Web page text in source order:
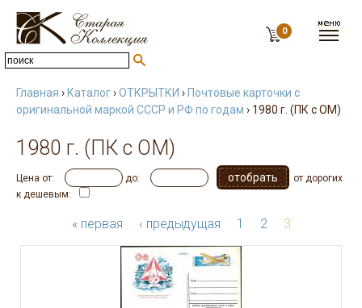
0
Главная › Каталог›ОТКРЫТКИ › Почтовые карточки с
оригинальной маркой СССР и РФ по годам › 1980 г. (ПК с ОМ)
1980 г. (ПК с ОМ)
Цена от: до:
от дорогих
к дешевым:
« первая ‹ предыдущая 1 2 3